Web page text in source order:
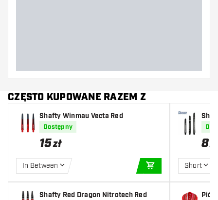
CZĘSTO KUPOWANE RAZEM Z
Shafty Winmau Vecta Red
Dostępny
15zł
In Between
DODAJ DO
Shafty Red Dragon Nitrotech Red
8zł
Short